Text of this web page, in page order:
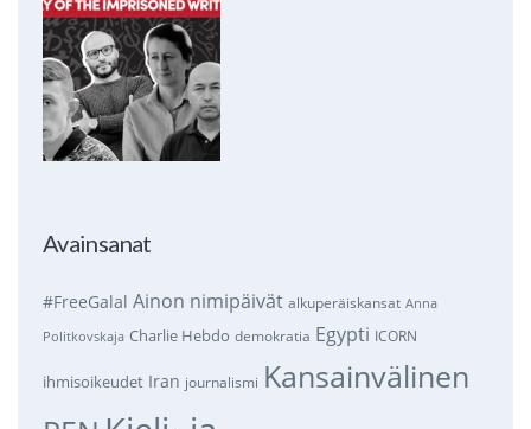
Avainsanat
#FreeGalal Ainon nimipäivät alkuperäiskansat Anna
Politkovskaja Charlie Hebdo demokratia Egypti ICORN
ihmisoikeudet Iran journalismi Kansainvälinen